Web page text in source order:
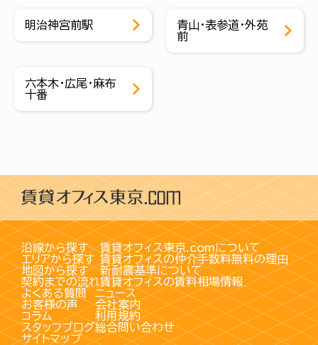
明治神宮前駅
青山・表参道・外苑
前
六本木・広尾・麻布
十番
沿線から探す
エリアから探す
地図から探す
契約までの流れ
賃貸オフィス東京.comについて
賃貸オフィスの仲介手数料無料の理由
新耐震基準について
賃貸オフィスの賃料相場情報
よくある質問
お客様の声
コラム
スタッフブログ
サイトマップ
ニュース
会社案内
利用規約
総合問い合わせ